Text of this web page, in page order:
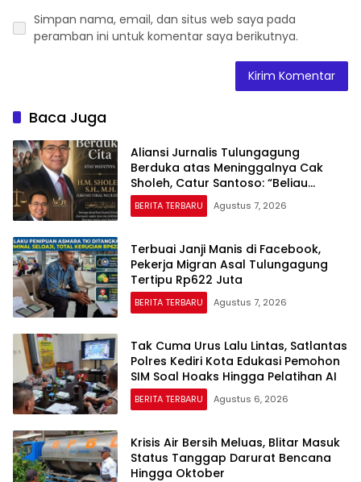
Simpan nama, email, dan situs web saya pada
peramban ini untuk komentar saya berikutnya.
Baca Juga
Aliansi Jurnalis Tulungagung
Berduka atas Meninggalnya Cak
Sholeh, Catur Santoso: “Beliau
Pejuang Keadilan yang Vokal”
BERITA TERBARU Agustus 7, 2026
Terbuai Janji Manis di Facebook,
Pekerja Migran Asal Tulungagung
Tertipu Rp622 Juta
BERITA TERBARU Agustus 7, 2026
Tak Cuma Urus Lalu Lintas, Satlantas
Polres Kediri Kota Edukasi Pemohon
SIM Soal Hoaks Hingga Pelatihan AI
BERITA TERBARU Agustus 6, 2026
Krisis Air Bersih Meluas, Blitar Masuk
Status Tanggap Darurat Bencana
Hingga Oktober